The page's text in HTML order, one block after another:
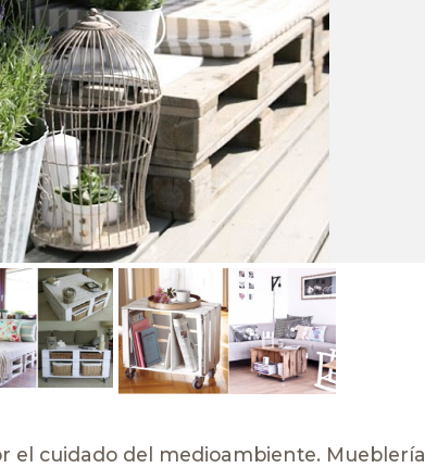
el cuidado del medioambiente. Mueblería